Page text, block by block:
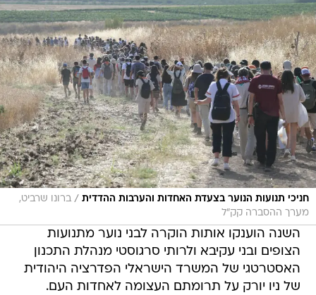
חניכי תנועות הנוער בצעדת האחדות והערבות ההדדית / ברונו שרביט,
מערך ההסברה קק״ל
השנה הוענקו אותות הוקרה לבני נוער מתנועות
הצופים ובני עקיבא ולרותי סרגוסטי מנהלת התכנון
האסטרטגי של המשרד הישראלי הפדרציה היהודית
של ניו יורק על תרומתם העצומה לאחדות העם.